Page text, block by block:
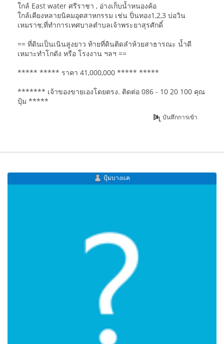
ใกล้ East water ศรีราชา , อ่างเก็บน้ำหนองค้อ
ใกล้เคียงหลายนิคมอุตสาหกรรม เช่น ปิ่นทอง1,2,3 บ่อวิน
เหมราช,ที่ทำการเทศบาลตำบลเจ้าพระยาสุรศักดิ์
== ที่ดินเป็นเนินสูงยาว ท้ายที่ดินติดลำห้วยสาธารณะ น้ำดี
เหมาะทำโกดัง หรือ โรงงาน ฯลฯ ==
***** ***** ราคา 41,000,000 ***** *****
******* เจ้าของขายเองโดยตรง. ติดต่อ 086 - 10 20 100 คุณ
ปุ้ม *****
บันทึกการเข้า
ปุ้มบางแค